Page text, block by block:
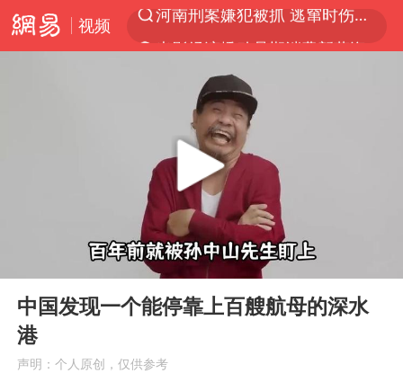
视频
光影经济撬动暑期消费新蓝海
央视新主播李秋莹孙亚鹏亮相
情侣平潭拍日出坠崖1死1伤
老挝国会主席赛宋蓬逝世
黄金牛市回来了吗
茅台部分直营店飞天茅台提价
Play
中国发现一个能停靠上百艘航母的深水
港
声明：个人原创，仅供参考